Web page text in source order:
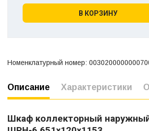
В КОРЗИНУ
Номенклатурный номер:
Описание Характеристики
Шкаф коллекторный